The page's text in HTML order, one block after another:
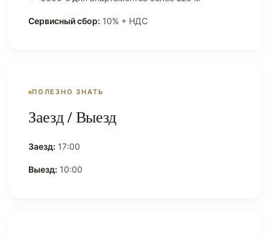
Сервисный сбор: 10% + НДС
ПОЛЕЗНО ЗНАТЬ
Заезд / Выезд
Заезд: 17:00
Выезд: 10:00